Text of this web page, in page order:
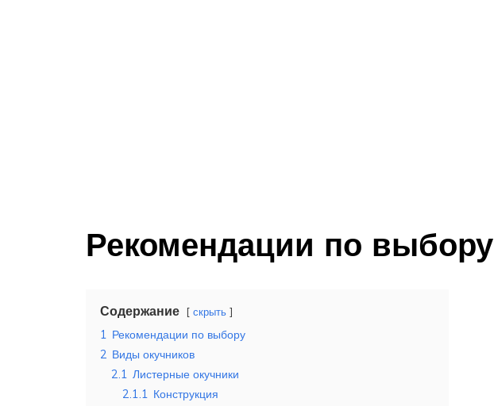
Рекомендации по выбору
Содержание скрыть
1 Рекомендации по выбору
2 Виды окучников
2.1 Листерные окучники
2.1.1 Конструкция